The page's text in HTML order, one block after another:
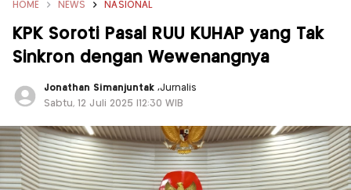
HOME NEWS NASIONAL
KPK Soroti Pasal RUU KUHAP yang Tak
Sinkron dengan Wewenangnya
Jonathan Simanjuntak,Jurnalis
Sabtu, 12 Juli 2025 |12:30 WIB